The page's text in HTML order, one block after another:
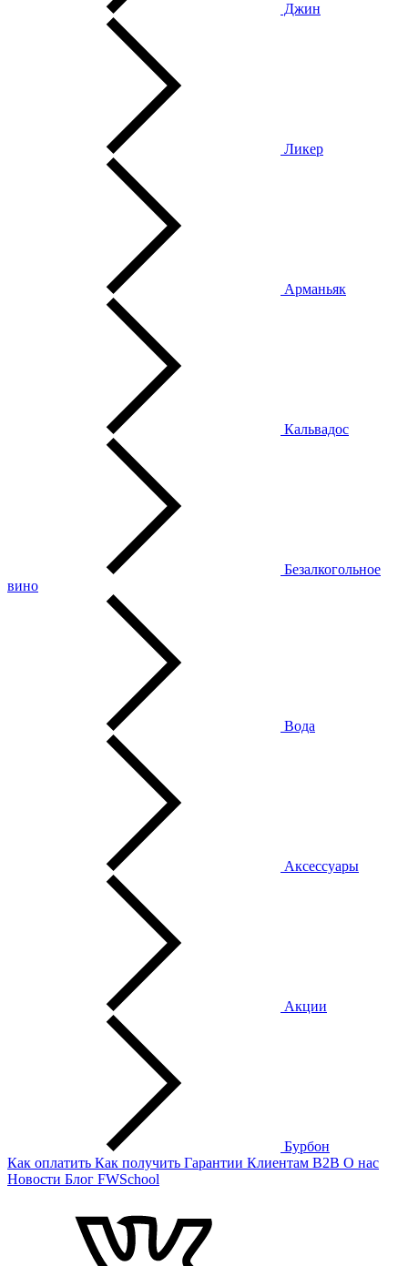
Джин
Ликер
Арманьяк
Кальвадос
Безалкогольное
вино
Вода
Аксессуары
Акции
Бурбон
Как оплатить Как получить Гарантии Клиентам B2B О нас
Новости Блог FWSchool